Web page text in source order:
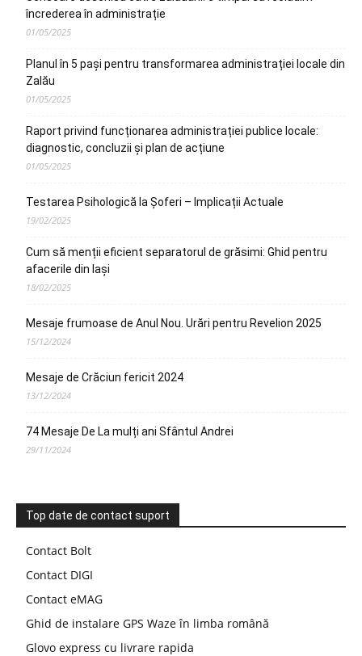
încrederea în administrație
01/05/2025
Planul în 5 pași pentru transformarea administrației locale din
Zalău
01/05/2025
Raport privind funcționarea administrației publice locale:
diagnostic, concluzii și plan de acțiune
01/05/2025
Testarea Psihologică la Șoferi – Implicații Actuale
19/02/2025
Cum să menții eficient separatorul de grăsimi: Ghid pentru
afacerile din Iași
18/02/2025
Mesaje frumoase de Anul Nou. Urări pentru Revelion 2025
15/12/2024
Mesaje de Crăciun fericit 2024
13/12/2024
74 Mesaje De La mulți ani Sfântul Andrei
29/11/2024
Top date de contact suport
Contact Bolt
Contact DIGI
Contact eMAG
Ghid de instalare GPS Waze în limba română
Glovo express cu livrare rapida